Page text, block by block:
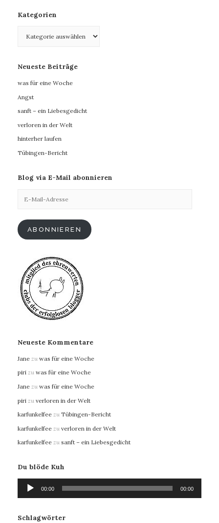
Kategorien
Neueste Beiträge
was für eine Woche
Angst
sanft – ein Liebesgedicht
verloren in der Welt
hinterher laufen
Tübingen-Bericht
Blog via E-Mail abonnieren
Mail-
ABONNIEREN
Neueste Kommentare
Jane zu was für eine Woche
piri zu was für eine Woche
Jane zu was für eine Woche
piri zu verloren in der Welt
karfunkelfee zu Tübingen-Bericht
karfunkelfee zu verloren in der Welt
karfunkelfee zu sanft – ein Liebesgedicht
Du blöde Kuh
Audio-
Player
00:00 00:00
Schlagwörter